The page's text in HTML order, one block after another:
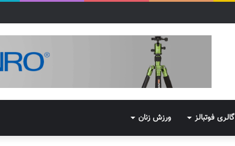
گالری فوتبالز ورزش زنان